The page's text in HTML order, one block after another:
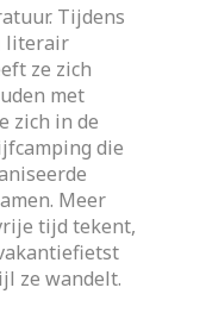
Tijdens
literair
ze zich
met
zich in de
die
Meer
tijd tekent,
ze wandelt.